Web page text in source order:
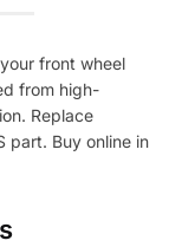
front wheel
from high-
Replace
part. Buy online in